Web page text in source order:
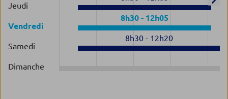
Jeudi
Vendredi
8h30- 12h05
Samedi
8h30- 12h20
Dimanche